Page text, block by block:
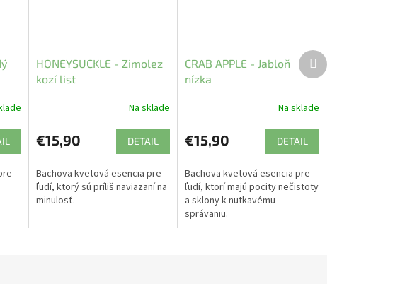
HONEYSUCKLE - Zimolez
kozí list
Na sklade
€15,90 DETAIL
Bachova kvetová esencia pre
ľudí, ktorý sú príliš naviazaní na
minulosť.
CRAB APPLE - Jabloň
nízka
Na sklade
€15,90 DETAIL
Bachova kvetová esencia pre
ľudí, ktorí majú pocity nečistoty
a sklony k nutkavému
správaniu.
Ďalší
produkt